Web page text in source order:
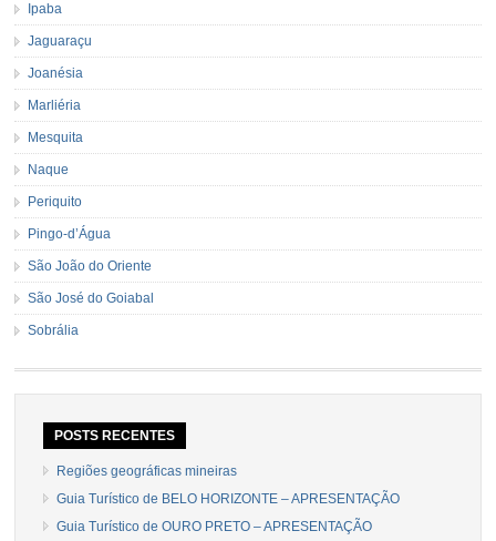
Ipaba
Jaguaraçu
Joanésia
Marliéria
Mesquita
Naque
Periquito
Pingo-d’Água
São João do Oriente
São José do Goiabal
Sobrália
POSTS RECENTES
Regiões geográficas mineiras
Guia Turístico de BELO HORIZONTE – APRESENTAÇÃO
Guia Turístico de OURO PRETO – APRESENTAÇÃO